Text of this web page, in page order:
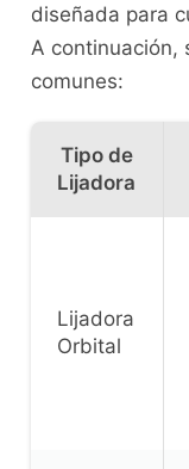
diseñada para
A continuación,
comunes:
Tipo de
Lijadora
Lijadora
Orbital